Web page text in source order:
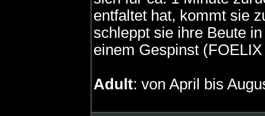
entfaltet hat, kommt sie
schleppt sie ihre Beute
einem Gespinst
Adult: von April bis